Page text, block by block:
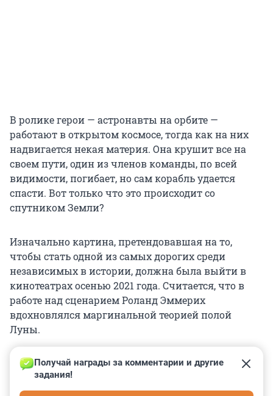
В ролике герои — астронавты на орбите —
работают в открытом космосе, тогда как на них
надвигается некая материя. Она крушит все на
своем пути, один из членов команды, по всей
видимости, погибает, но сам корабль удается
спасти. Вот только что это происходит со
спутником Земли?
Изначально картина, претендовавшая на то,
чтобы стать одной из самых дорогих среди
независимых в истории, должна была выйти в
кинотеатрах осенью 2021 года. Считается, что в
работе над сценарием Роланд Эммерих
вдохновлялся маргинальной теорией полой
Луны.
Получай награды за комментарии и другие
задания!